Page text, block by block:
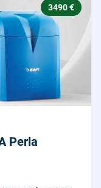
3490 €
Perla